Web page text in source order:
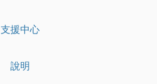
支援中心
說明